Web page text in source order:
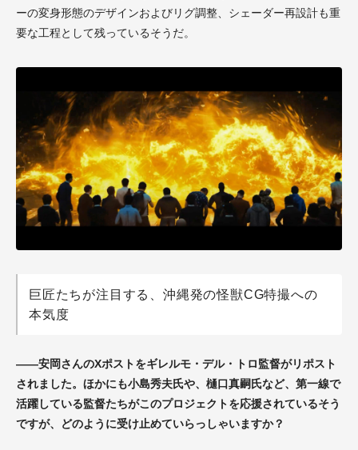
ーの変身形態のデザインおよびリグ調整、シェーダー再設計も重
要な工程として残っているそうだ。
巨匠たちが注目する、沖縄発の怪獣CG特撮への
本気度
——安岡さんのXポストをギレルモ・デル・トロ監督がリポスト
されました。ほかにも小島秀夫氏や、樋口真嗣氏など、第一線で
活躍している監督たちがこのプロジェクトを応援されているそう
ですが、どのように受け止めていらっしゃいますか？